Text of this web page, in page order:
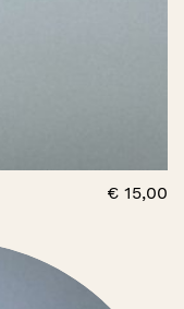
€ 15,00